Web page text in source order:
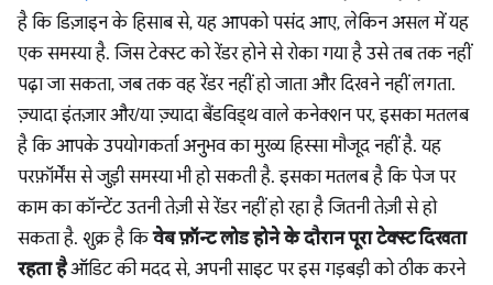
है कि डिज़ाइन के हिसाब से, यह आपको पसंद आए, लेकिन असल में यह
एक समस्या है. जिस टेक्स्ट को रेंडर होने से रोका गया है उसे तब तक नहीं
पढ़ा जा सकता, जब तक वह रेंडर नहीं हो जाता और दिखने नहीं लगता.
ज़्यादा इंतज़ार और/या ज़्यादा बैंडविड्थ वाले कनेक्शन पर, इसका मतलब
है कि आपके उपयोगकर्ता अनुभव का मुख्य हिस्सा मौजूद नहीं है. यह
परफ़ॉर्मेंस से जुड़ी समस्या भी हो सकती है. इसका मतलब है कि पेज पर
काम का कॉन्टेंट उतनी तेज़ी से रेंडर नहीं हो रहा है जितनी तेज़ी से हो
सकता है. शुक्र है किवेब फ़ॉन्ट लोड होने के दौरान पूरा टेक्स्ट दिखता
रहता हैऑडिट की मदद से, अपनी साइट पर इस गड़बड़ी को ठीक करने